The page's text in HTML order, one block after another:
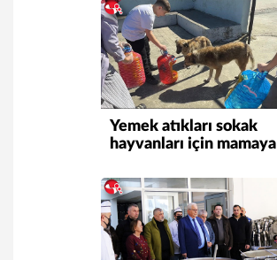
Yemek atıkları sokak
hayvanları için mamaya